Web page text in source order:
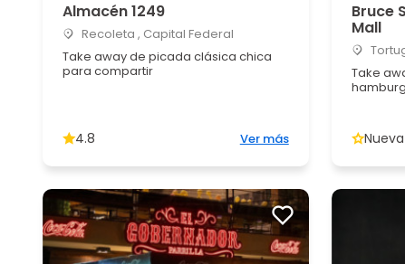
Almacén 1249
Recoleta , Capital Federal
Take away de picada clásica chica
para compartir
4.8 Ver más
Bruce
Mall
Take
Nueva